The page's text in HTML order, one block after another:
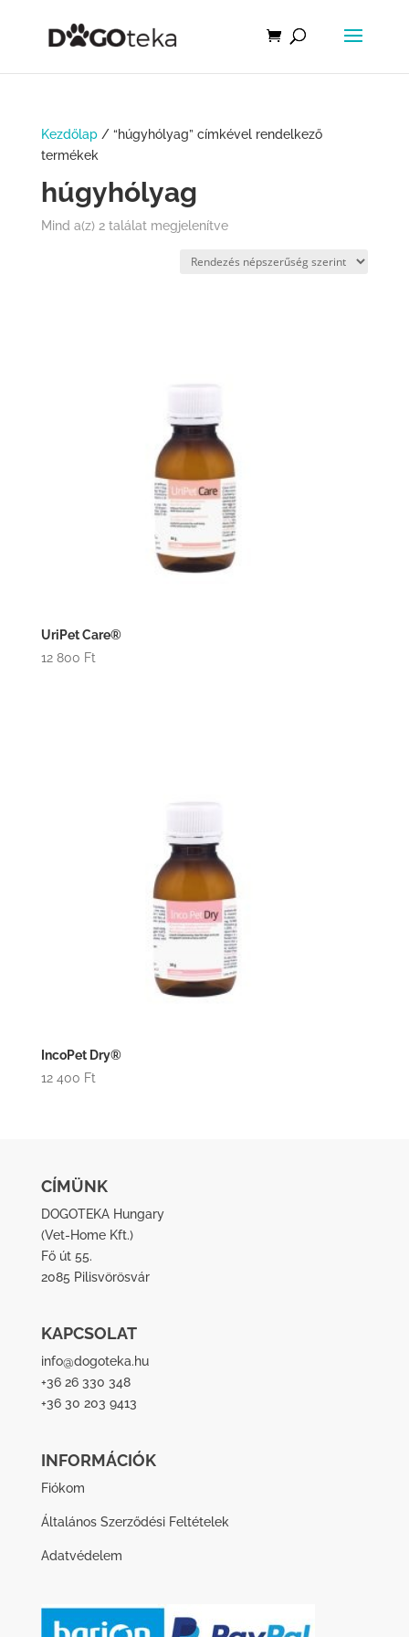
Kezdőlap/ “húgyhólyag” címkével rendelkező
termékek
húgyhólyag
Mind a(z) 2 találat megjelenítve
UriPet Care®
12 800 Ft
IncoPet Dry®
12 400 Ft
CÍMÜNK
DOGOTEKA Hungary
(Vet-Home Kft.)
Fő út 55.
2085 Pilisvörösvár
KAPCSOLAT
info@dogoteka.hu
+36 26 330 348
+36 30 203 9413
INFORMÁCIÓK
Fiókom
Általános Szerződési Feltételek
Adatvédelem